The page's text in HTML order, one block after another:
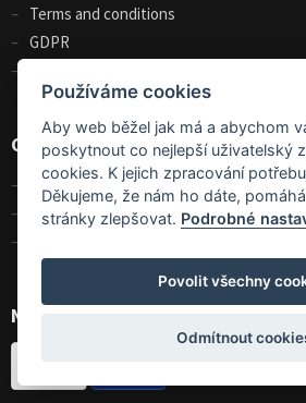
Terms and conditions
GDPR
Contact
Contact us
About us
Nakupte u nás jednoduše a
Používáme cookies
Aby web běžel jak má a abychom
poskytnout co nejlepší uživatelský
cookies. K jejich zpracování
Děkujeme, že nám ho dáte,
stránky zlepšovat. Podrobné
Povolit všechny
Odmítnout